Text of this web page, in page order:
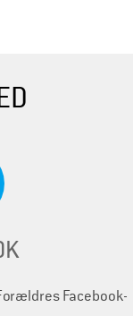
Facebook-